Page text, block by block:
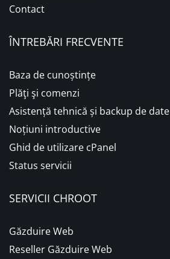
Contact
ÎNTREBĂRI FRECVENTE
Baza de cunoștințe
Plăţi şi comenzi
Asistență tehnică și backup de date
Noțiuni introductive
Ghid de utilizare cPanel
Status servicii
SERVICII CHROOT
Găzduire Web
Reseller Găzduire Web